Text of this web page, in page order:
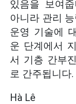
있음을 보여
아니라 관리
운영 기술에
운 단계에서
서 기층 간부
로 간주됩니다.
Hà Lê